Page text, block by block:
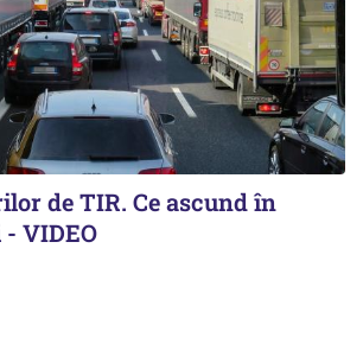
de TIR. Ce ascund în
VIDEO